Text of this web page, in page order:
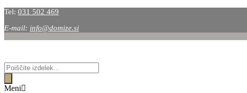
Tel: 031 502 469
E-mail: info@domize.si
Products
search
Meni